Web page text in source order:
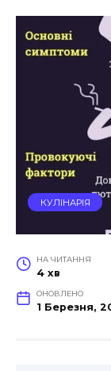
КУЛІНАРІЯ
НА ЧИТАННЯ
4 хв
ОНОВЛЕНО
1 Березня,